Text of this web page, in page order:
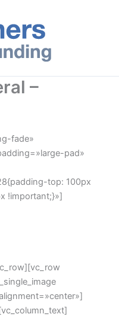
–
fade»
pad»
top: 100px
!important;}»]